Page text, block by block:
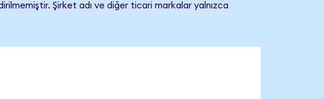
Şirket adı ve diğer ticari markalar yalnızca